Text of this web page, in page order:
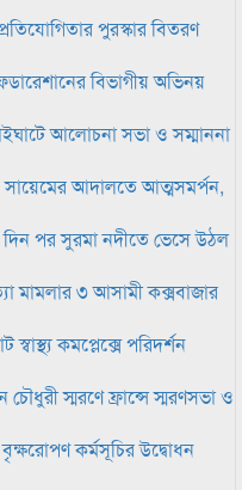
প্রতিযোগিতার পুরস্কার বিতরণ
বিভাগীয় অভিনয়
আলোচনা সভা ও সম্মাননা
সায়েমের আদালতে আত্মসমর্পন,
দিন পর সুরমা নদীতে ভেসে উঠল
মামলার ৩ আসামী কক্সবাজার
কমপ্লেক্সে পরিদর্শন
স্মরণে ফ্রান্সে স্মরণসভা ও
বৃক্ষরোপণ কর্মসূচির উদ্বোধন